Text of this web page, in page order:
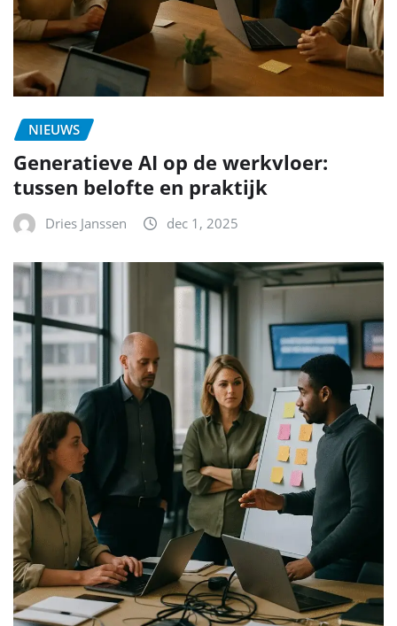
NIEUWS
Generatieve AI op de werkvloer:
tussen belofte en praktijk
Dries Janssen dec 1, 2025